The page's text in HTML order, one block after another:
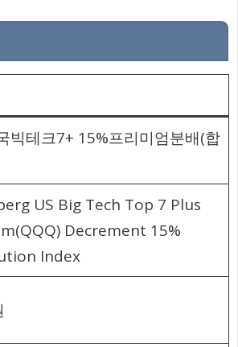
빅테크7+ 15%프리미엄분배(합
US Big Tech Top 7 Plus
Decrement 15%
Index